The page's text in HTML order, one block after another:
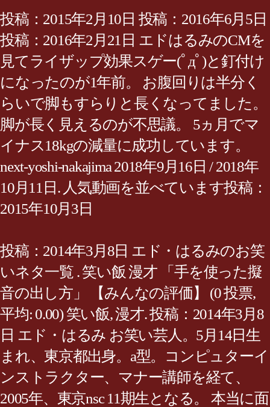
投稿：2015年2月10日 投稿：2016年6月5日
投稿：2016年2月21日 エドはるみのCMを
見てライザップ効果スゲー(ﾟдﾟ)と釘付け
になったのが1年前。 お腹回りは半分く
らいで脚もすらりと長くなってました。
脚が長く見えるのが不思議。 5ヵ月でマ
イナス18kgの減量に成功しています。
next-yoshi-nakajima 2018年9月16日 / 2018年
10月11日. 人気動画を並べています投稿：
2015年10月3日
投稿：2014年3月8日 エド・はるみのお笑
いネタ一覧 . 笑い飯 漫才 「手を使った擬
音の出し方」 【みんなの評価】 (0 投票,
平均: 0.00) 笑い飯, 漫才. 投稿：2014年3月8
日 エド・はるみ お笑い芸人。5月14日生
まれ、東京都出身。a型。コンピュターイ
ンストラクター、マナー講師を経て、
2005年、東京nsc 11期生となる。 本当に面